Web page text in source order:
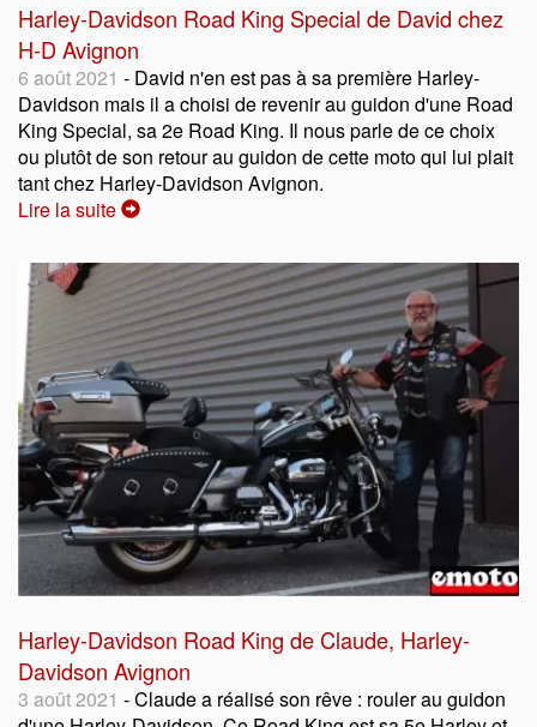
Harley-Davidson Road King Special de David chez
H-D Avignon
6 août 2021 - David n'en est pas à sa première Harley-
Davidson mais il a choisi de revenir au guidon d'une Road
King Special, sa 2e Road King. Il nous parle de ce choix
ou plutôt de son retour au guidon de cette moto qui lui plait
tant chez Harley-Davidson Avignon.
Lire la suite
Harley-Davidson Road King de Claude, Harley-
Davidson Avignon
3 août 2021 - Claude a réalisé son rêve : rouler au guidon